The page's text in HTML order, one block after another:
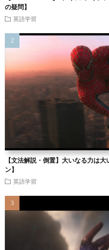
の疑問】
英語学習
【文法解説・倒置】大いなる力は
ン】
英語学習